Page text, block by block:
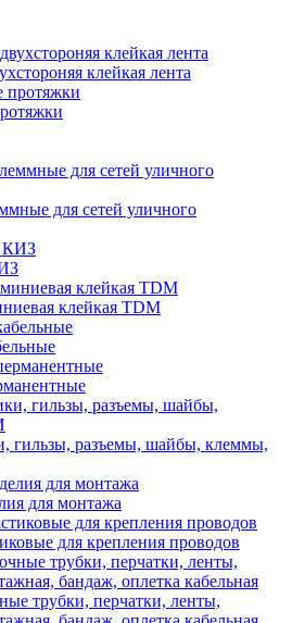
клейкая лента
для сетей уличного
клейкая TDM
гильзы, разъемы, шайбы, клеммы,
для монтажа
для крепления проводов
трубки, перчатки, ленты,